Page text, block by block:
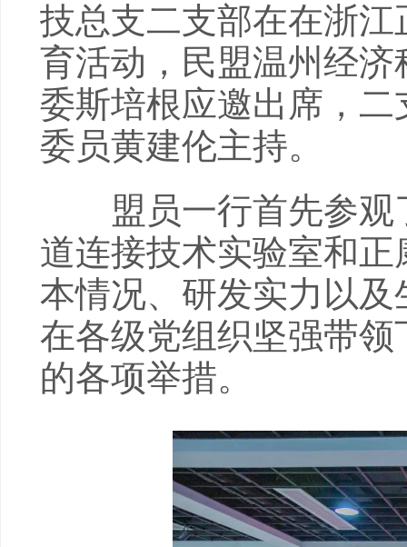
技总支二支部在在浙
育活动，民盟温州经
委斯培根应邀出席，
委员黄建伦主持。
盟员一行首先参观
道连接技术实验室和
本情况、研发实力以
在各级党组织坚强带
的各项举措。